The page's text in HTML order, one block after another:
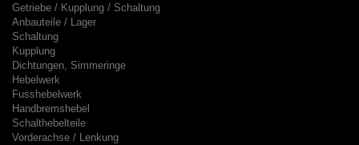
Getriebe / Kupplung / Schaltung
Anbauteile / Lager
Schaltung
Kupplung
Dichtungen, Simmeringe
Hebelwerk
Fusshebelwerk
Handbremshebel
Schalthebelteile
Vorderachse / Lenkung